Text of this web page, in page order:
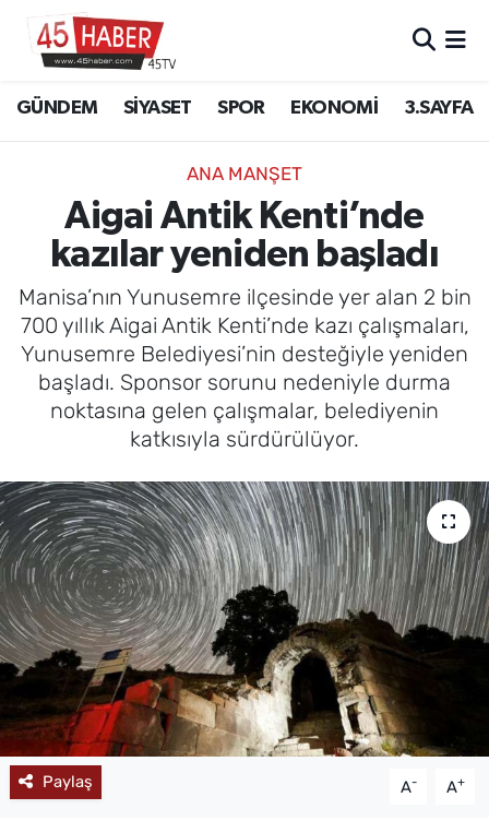
GÜNDEM SİYASET SPOR EKONOMİ 3.SAYFA
ANA MANŞET
Aigai Antik Kenti’nde
kazılar yeniden başladı
Manisa’nın Yunusemre ilçesinde yer alan 2 bin
700 yıllık Aigai Antik Kenti’nde kazı çalışmaları,
Yunusemre Belediyesi’nin desteğiyle yeniden
başladı. Sponsor sorunu nedeniyle durma
noktasına gelen çalışmalar, belediyenin
katkısıyla sürdürülüyor.
Paylaş A- A+
SİYASET
SPOR
EKONOMİ
3.SAYFA
EĞİTİM
SAĞLIK
MAGAZİN
Manisa Hava Durumu
Manisa Namaz Vakitleri
Manisa Trafik Yoğunluk Haritası
Süper Lig Puan Durumu ve Fikstür
Tüm Manşetler
Son Dakika Haberleri